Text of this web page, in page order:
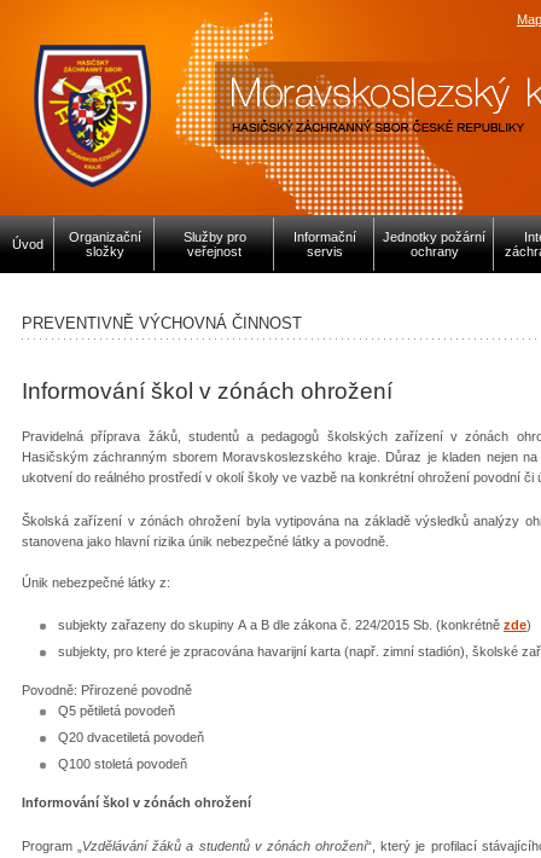
Úvod
Organizační
složky
Služby pro
veřejnost
Informační
servis
Jednotky požární
ochrany
PREVENTIVNĚ VÝCHOVNÁ ČINNOST
Informování škol v zónách ohrožení
Pravidelná příprava žáků, studentů a pedagogů školských zařízení v zónách
Hasičským záchranným sborem Moravskoslezského kraje. Důraz je kladen nejen
ukotvení do reálného prostředí v okolí školy ve vazbě na konkrétní ohrožení povodní či
Školská zařízení v zónách ohrožení byla vytipována na základě výsledků analýzy
stanovena jako hlavní rizika únik nebezpečné látky a povodně.
Únik nebezpečné látky z:
subjekty zařazeny do skupiny A a B dle zákona č. 224/2015 Sb. (konkrétně zde)
subjekty, pro které je zpracována havarijní karta (např. zimní stadión), školské
Povodně: Přirozené povodně
Q5 pětiletá povodeň
Q20 dvacetiletá povodeň
Q100 stoletá povodeň
Informování škol v zónách ohrožení
Program „ Vzdělávání žáků a studentů v zónách ohrožení“, který je profilací